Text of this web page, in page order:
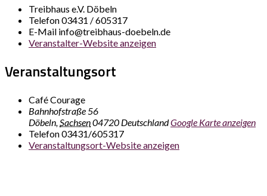
Treibhaus e.V. Döbeln
Telefon03431 / 605317
E-Mail info@treibhaus-doebeln.de
Veranstalter-Website anzeigen
Veranstaltungsort
Café Courage
Bahnhofstraße 56
Döbeln,Sachsen04720 DeutschlandGoogle Karte anzeigen
Telefon03431/605317
Veranstaltungsort-Website anzeigen